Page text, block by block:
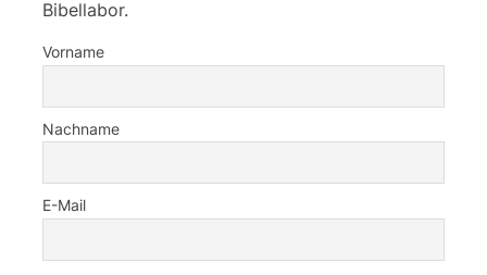
Bibellabor.
Vorname
Nachname
E-Mail